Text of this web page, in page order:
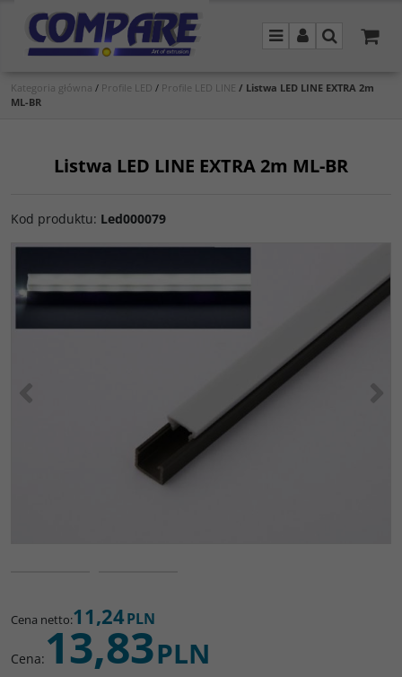
MenuPanelSzukaj
Kategoria główna / Profile LED / Profile LED LINE / Listwa LED LINE EXTRA 2m
ML-BR
Listwa LED LINE EXTRA 2m ML-BR
Kod produktu: Led000079
<
Cena netto:11,24PLN
Cena: 13,83PLN